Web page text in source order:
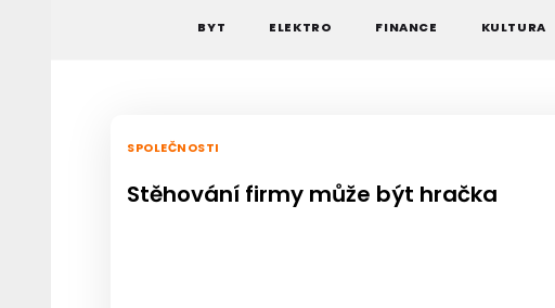
BYT ELEKTRO FINANCE KULTURA
SPOLEČNOSTI
Stěhování firmy může být hračka